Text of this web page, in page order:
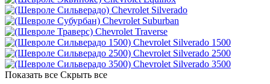
Chevrolet Silverado
Chevrolet Suburban
Chevrolet Traverse
Chevrolet Silverado 1500
Chevrolet Silverado 2500
Chevrolet Silverado 3500
Показать все Скрыть все